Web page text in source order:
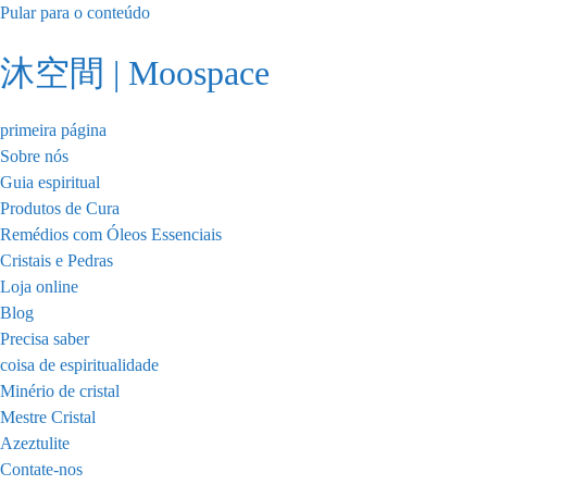
Pular para o conteúdo
沐空間 | Moospace
primeira página
Sobre nós
Guia espiritual
Produtos de Cura
Remédios com Óleos Essenciais
Cristais e Pedras
Loja online
Blog
Precisa saber
coisa de espiritualidade
Minério de cristal
Mestre Cristal
Azeztulite
Contate-nos